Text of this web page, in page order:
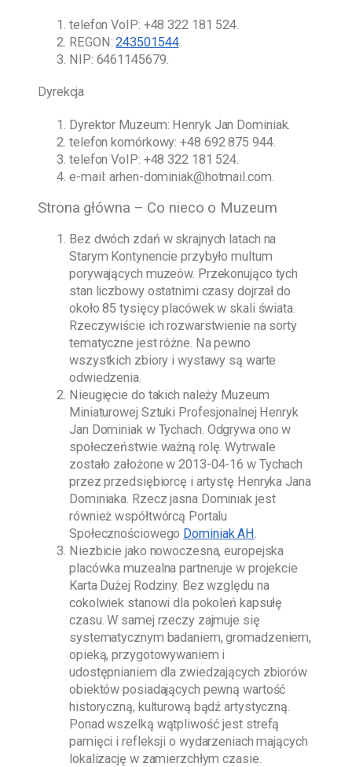
telefon VoIP: +48 322 181 524
REGON:243501544.
NIP: 6461145679.
Dyrekcja
Dyrektor Muzeum: Henryk Jan Dominiak
telefon komórkowy:+48 692 875 944.
telefon VoIP: +48 322 181 524
e-mail:arhen-dominiak@hotmail.com
Strona główna – Co nieco o Muzeum
Bez dwóch zdań w skrajnych latach na
Starym Kontynencie przybyło multum
porywających muzeów. Przekonująco tych
stan liczbowy ostatnimi czasy dojrzał do
około 85 tysięcy placówek w skali świata.
Rzeczywiście ich rozwarstwienie na sorty
tematyczne jest różne. Na pewno
wszystkich zbiory i wystawy są warte
odwiedzenia.
Nieugięcie do takich należy Muzeum
Miniaturowej Sztuki Profesjonalnej Henryk
Jan Dominiak w Tychach . Odgrywa ono w
społeczeństwie ważną rolę. Wytrwale
zostało założone w2013-04-16 w Tychach
przez przedsiębiorcę i artystę Henryka Jana
Dominiaka . Rzecz jasna Dominiak jest
również współtwórcą Portalu
Społecznościowego Dominiak AH
Niezbicie jako nowoczesna, europejska
placówka muzealna partneruje w projekcie
Karta Dużej Rodziny. Bez względu na
cokolwiek stanowi dla pokoleń kapsułę
czasu. W samej rzeczy zajmuje się
systematycznym badaniem, gromadzeniem,
opieką, przygotowywaniem i
udostępnianiem dla zwiedzających zbiorów
obiektów posiadających pewną wartość
historyczną, kulturową bądź artystyczną.
Ponad wszelką wątpliwość jest strefą
pamięci i refleksji o wydarzeniach mających
lokalizację w zamierzchłym czasie.